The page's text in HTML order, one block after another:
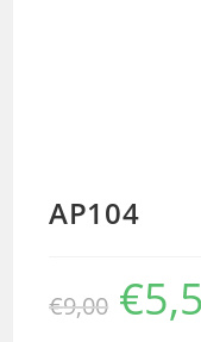
AP104
€9,00 €